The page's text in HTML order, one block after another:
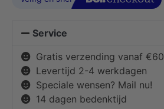
Service
Gratis verzending vanaf €60
Levertijd 2-4 werkdagen
Speciale wensen? Mail nu!
14 dagen bedenktijd